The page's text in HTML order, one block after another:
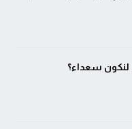
سعداء؟